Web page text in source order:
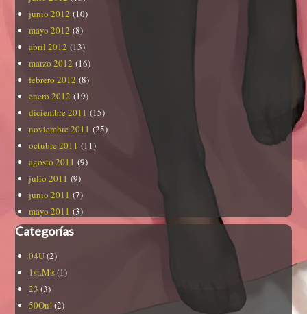
junio 2012 (10)
mayo 2012 (8)
abril 2012 (13)
marzo 2012 (16)
febrero 2012 (8)
enero 2012 (19)
diciembre 2011 (15)
noviembre 2011 (25)
octubre 2011 (11)
agosto 2011 (9)
julio 2011 (9)
junio 2011 (7)
mayo 2011 (3)
Categorías
04U(2)
1st.M's(1)
23 (3)
50On! (2)